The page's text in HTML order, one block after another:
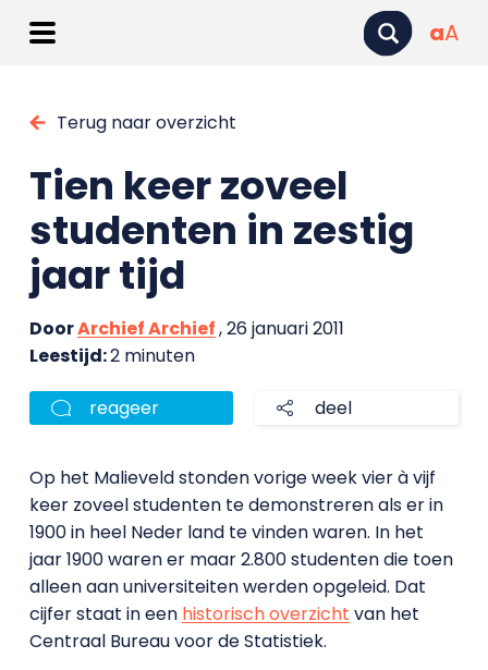
aA
Terug naar overzicht
Tien keer zoveel
studenten in zestig
jaar tijd
DoorArchief Archief, 26 januari 2011
Leestijd:2 minuten
reageer deel
Op het Malieveld stonden vorige week vier à vijf
keer zoveel studenten te demonstreren als er in
1900 in heel Neder land te vinden waren. In het
jaar 1900 waren er maar 2.800 studenten die toen
alleen aan universiteiten werden opgeleid. Dat
cijfer staat in een historisch overzicht van het
Centraal Bureau voor de Statistiek.